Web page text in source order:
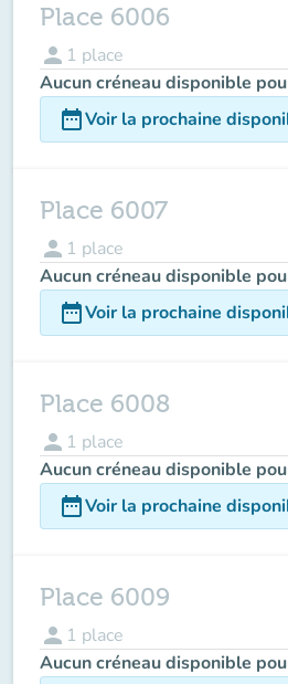
Place 6006
person 1 place
Aucun créneau disponible
date_rangeVoir la prochaine
Place 6007
person 1 place
Aucun créneau disponible
date_rangeVoir la prochaine
Place 6008
person 1 place
Aucun créneau disponible
date_rangeVoir la prochaine
Place 6009
person 1 place
Aucun créneau disponible